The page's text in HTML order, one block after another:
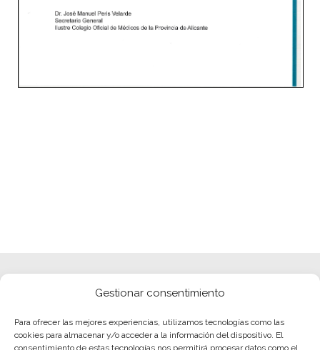
Gestionar consentimiento
Para ofrecer las mejores experiencias, utilizamos tecnologías como las
cookies para almacenar y/o acceder a la información del dispositivo. El
consentimiento de estas tecnologías nos permitirá procesar datos como el